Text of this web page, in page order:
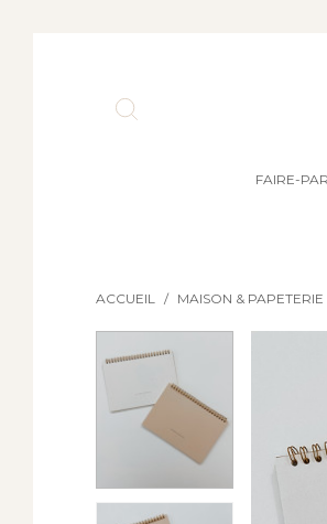
FAIRE-
ACCUEIL / MAISON & PAPETERIE